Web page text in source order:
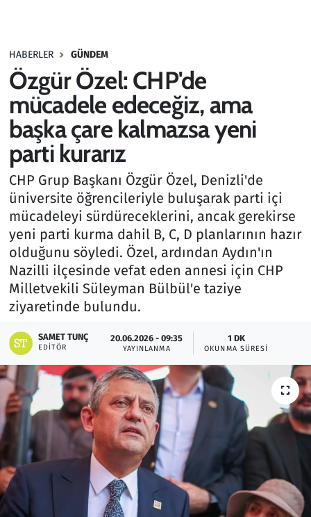
HABERLER GÜNDEM
Özgür Özel: CHP'de
mücadele edeceğiz, ama
başka çare kalmazsa yeni
parti kurarız
CHP Grup Başkanı Özgür Özel, Denizli'de
üniversite öğrencileriyle buluşarak parti içi
mücadeleyi sürdüreceklerini, ancak gerekirse
yeni parti kurma dahil B, C, D planlarının hazır
olduğunu söyledi. Özel, ardından Aydın'ın
Nazilli ilçesinde vefat eden annesi için CHP
Milletvekili Süleyman Bülbül'e taziye
ziyaretinde bulundu.
SAMET TUNÇ
EDITÖR
20.06.2026 - 09:35
YAYINLANMA
1 DK
OKUNMA SÜRESI
Haber
Kültür Sanat
Kurumsal Haberler
Lezzet Durağı
Memur ve Kamu
Otomobil
Oyun
Ramazan
Resmi İlanlar
Rüya Tabirleri
Sağlık
Savunma Sanayi
Seçim 2023